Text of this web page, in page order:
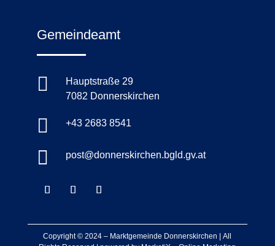
Gemeindeamt

Hauptstraße 29
7082 Donnerskirchen
 +43 2683 8541
 post@donnerskirchen.bgld.gv.at
Copyright © 2024 – Marktgemeinde Donnerskirchen |All